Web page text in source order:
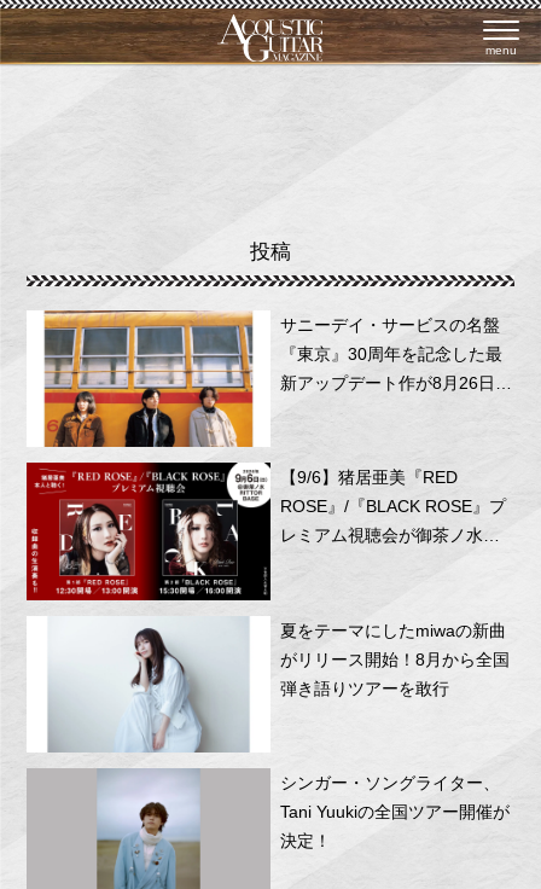
menu
投稿
サニーデイ・サービスの名盤
『東京』30周年を記念した最
新アップデート作が8月26日に
リリース！
【9/6】猪居亜美『RED
ROSE』/『BLACK ROSE』プ
レミアム視聴会が御茶ノ水
夏をテーマにしたmiwaの新曲
がリリース開始！8月から全国
弾き語りツアーを敢行
シンガー・ソングライター、
Tani Yuukiの全国ツアー開催が
決定！